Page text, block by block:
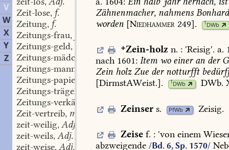
V
W
X
Y
Z
,
Zeit-lose, f.
Zeitung, f.
Zeitungs-frau,
Zeitungs-geld,
Zeitungs-mädchen
n.
Zeitungs-mann
Zeitungs-papier
Zeitungs-träger
Zeitungs-verkäufer
Zeit-vertreib, m.
zeit-weilig, Adj.
zeit-weils, Adj.
zeit-weise, Adj.
Zähnenmacher, nahmens
worden [Niedhammer 249]. 1DWb
Zein-holz n. :'Reisig'. a.
nach 1601: Item woeineran der
Zein holzZue dernotturfft
[DirmstAWeist.].
1DWb DWb.
Zeinsers. PfWb Zeisig.
Zeise f. :'voneinem
abzweigende /Bd. 6, Sp. 1570/